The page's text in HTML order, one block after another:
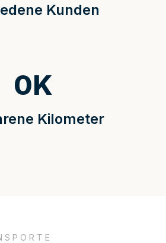
Kunden
Kilometer
0K